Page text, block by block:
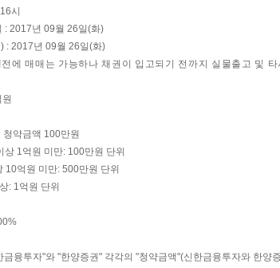
시
: 2017년 09월 26일(화)
: 2017년 09월 26일(화)
에 매매는 가능하나 채권이 입고되기 전까지 실물출고 및 타
약금액 100만원
억원 미만: 100만원 단위
10억원 미만: 500만원 단위
: 1억원 단위
금융투자"와 "한양증권" 각각의 "청약금액"(신한금융투자와 한양